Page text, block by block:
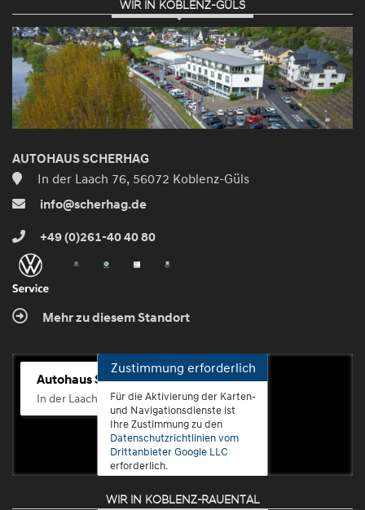
WIR IN KOBLENZ-GÜLS
AUTOHAUS SCHERHAG
In der Laach 76, 56072 Koblenz-Güls
info@scherhag.de
+49 (0)261-40 40 80
Mehr zu diesem Standort
Autohaus Scherhag
In der Laach 76, 56072 Koblenz-Güls
Zustimmung erforderlich
Für die Aktivierung der Karten-
und Navigationsdienste ist
Ihre Zustimmung zu den
Datenschutzrichtlinien vom
Drittanbieter Google LLC
erforderlich.
Zustimmen
WIR IN KOBLENZ-RAUENTAL